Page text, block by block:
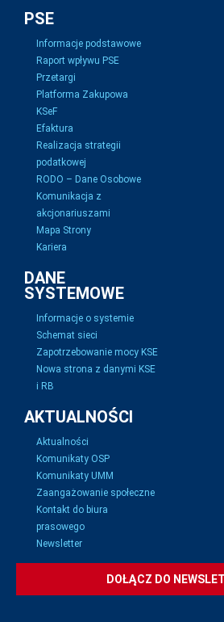
PSE
Informacje podstawowe
Raport wpływu PSE
Przetargi
Platforma Zakupowa
KSeF
Efaktura
Realizacja strategii
podatkowej
RODO – Dane Osobowe
Komunikacja z
akcjonariuszami
Mapa Strony
Kariera
DANE
SYSTEMOWE
Informacje o systemie
Schemat sieci
Zapotrzebowanie mocy KSE
Nowa strona z danymi KSE
i RB
AKTUALNOŚCI
Aktualności
Komunikaty OSP
Komunikaty UMM
Zaangażowanie społeczne
Kontakt do biura
prasowego
Newsletter
DOŁĄCZ DO